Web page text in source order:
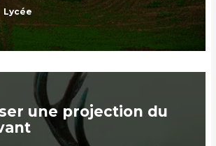
Lycée
une projection du